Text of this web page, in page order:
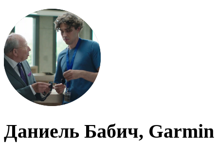
Даниель Бабич, Garmin